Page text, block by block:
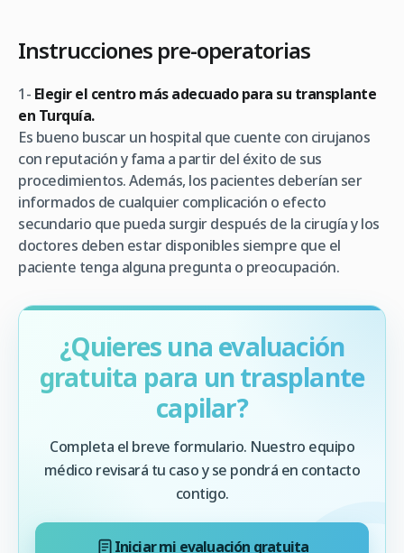
Instrucciones pre-operatorias
1- Elegir el centro más adecuado para su transplante
en Turquía.
Es bueno buscar un hospital que cuente con cirujanos
con reputación y fama a partir del éxito de sus
procedimientos. Además, los pacientes deberían ser
informados de cualquier complicación o efecto
secundario que pueda surgir después de la cirugía y los
doctores deben estar disponibles siempre que el
paciente tenga alguna pregunta o preocupación.
¿Quieres una evaluación
gratuita para un trasplante
capilar?
Completa el breve formulario. Nuestro equipo
médico revisará tu caso y se pondrá en contacto
contigo.
Iniciar mi evaluación gratuita